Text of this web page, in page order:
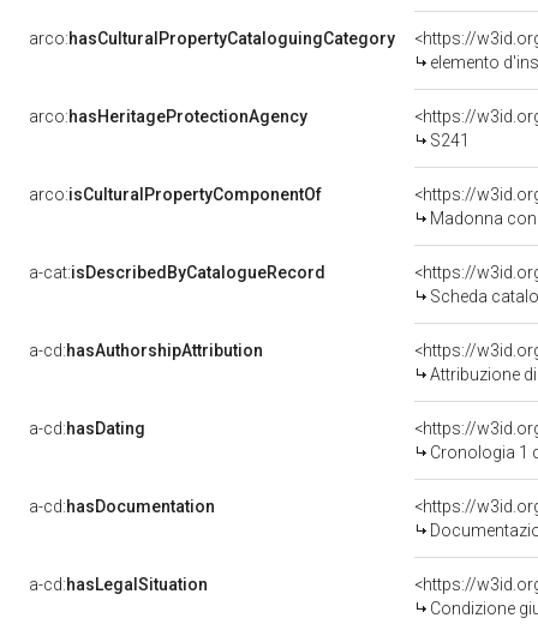
arco:hasCulturalPropertyCataloguingCategory
<https://
elemento
arco:hasHeritageProtectionAgency
<https://
S241
arco:isCulturalPropertyComponentOf
<https://
Madonna con
a-cat:isDescribedByCatalogueRecord
<https://
Scheda
a-cd:hasAuthorshipAttribution
Attribuzione
a-cd:hasDating
<https://
Cronologia 1
a-cd:hasDocumentation
a-cd:hasLegalSituation
Condizione